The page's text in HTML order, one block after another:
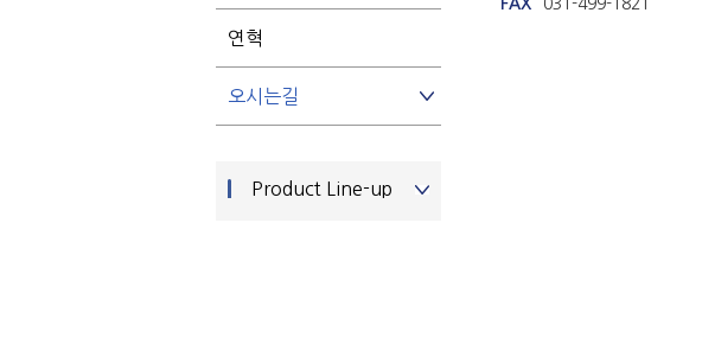
연혁
오시는길
Product Line-up
FAX
031-499-1821